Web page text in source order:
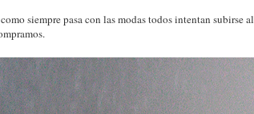
siempre pasa con las modas todos intentan subirse al